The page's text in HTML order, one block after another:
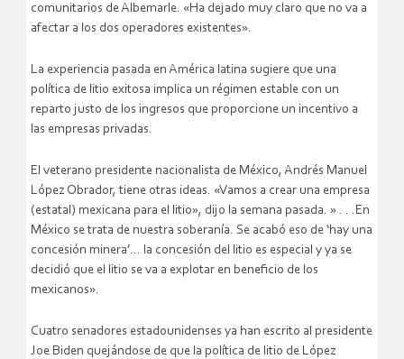
comunitarios de Albemarle. «Ha dejado muy claro que no va a
afectar a los dos operadores existentes».
La experiencia pasada en América latina sugiere que una
política de litio exitosa implica un régimen estable con un
reparto justo de los ingresos que proporcione un incentivo a
las empresas privadas.
El veterano presidente nacionalista de México, Andrés Manuel
López Obrador, tiene otras ideas. «Vamos a crear una empresa
(estatal) mexicana para el litio», dijo la semana pasada. » . . .En
México se trata de nuestra soberanía. Se acabó eso de ‘hay una
concesión minera’… la concesión del litio es especial y ya se
decidió que el litio se va a explotar en beneficio de los
mexicanos».
Cuatro senadores estadounidenses ya han escrito al presidente
Joe Biden quejándose de que la política de litio de López